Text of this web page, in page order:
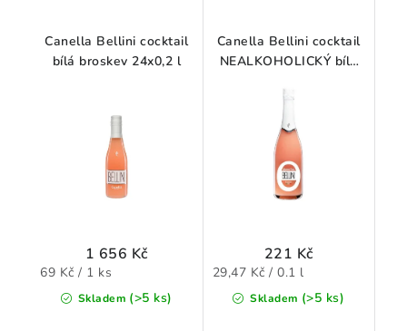
Canella Bellini cocktail
bílá broskev 24x0,2 l
Skladem (>5 ks)
1 656 Kč
Měrná
cena:
69 Kč / 1 ks
Canella Bellini cocktail
NEALKOHOLICKÝ bílá
Skladem (>5 ks)
221 Kč
Měrná
cena:
29,47 Kč / 0.1 l